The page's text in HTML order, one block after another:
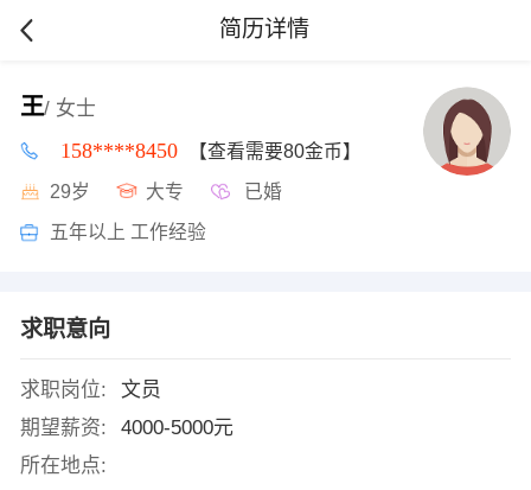
简历详情
王/ 女士
158****8450 【查看需要80金币】
29岁 大专 已婚
五年以上 工作经验
求职意向
求职岗位:
文员
期望薪资:
4000-5000元
所在地点: